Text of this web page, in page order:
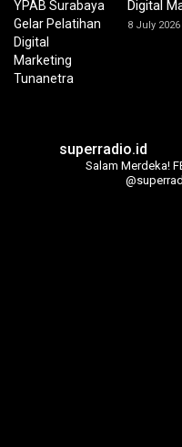
Digital
8 July 2026
superradio.id
Salam Merdeka!